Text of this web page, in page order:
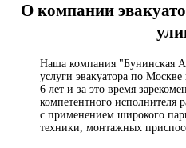
О компании
Наша компания "Бунинская
услуги эвакуатора по
6 лет и за это время
компетентного исполнителя
с применением широкого
техники, монтажных